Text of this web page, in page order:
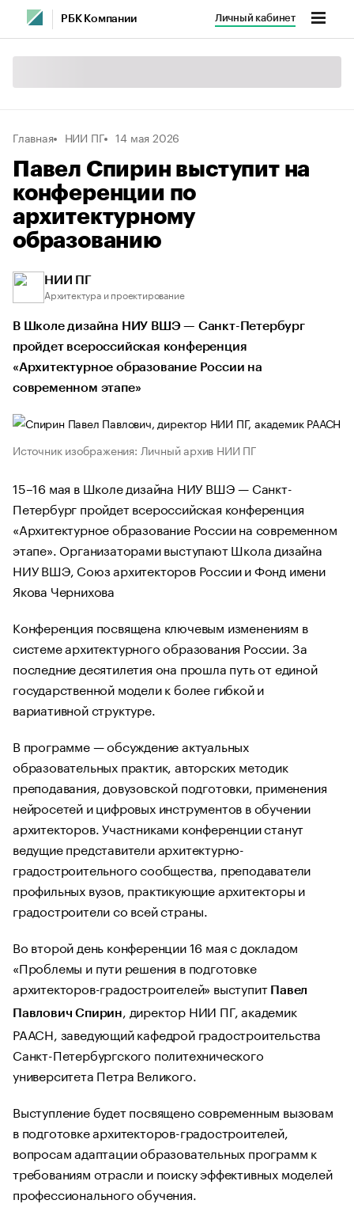
РБК Компании Личный кабинет
Главная НИИ ПГ 14 мая 2026
Павел Спирин выступит на
конференции по
архитектурному
образованию
НИИ ПГ
Архитектура и проектирование
В Школе дизайна НИУ ВШЭ — Санкт-Петербург
пройдет всероссийская конференция
«Архитектурное образование России на
современном этапе»
Источник изображения: Личный архив НИИ ПГ
15–16 мая в Школе дизайна НИУ ВШЭ — Санкт-
Петербург пройдет всероссийская конференция
«Архитектурное образование России на современном
этапе». Организаторами выступают Школа дизайна
НИУ ВШЭ, Союз архитекторов России и Фонд имени
Якова Чернихова
Конференция посвящена ключевым изменениям в
системе архитектурного образования России. За
последние десятилетия она прошла путь от единой
государственной модели к более гибкой и
вариативной структуре.
В программе — обсуждение актуальных
образовательных практик, авторских методик
преподавания, довузовской подготовки, применения
нейросетей и цифровых инструментов в обучении
архитекторов. Участниками конференции станут
ведущие представители архитектурно-
градостроительного сообщества, преподаватели
профильных вузов, практикующие архитекторы и
градостроители со всей страны.
Во второй день конференции 16 мая с докладом
«Проблемы и пути решения в подготовке
архитекторов-градостроителей» выступит Павел
Павлович Спирин, директор НИИ ПГ, академик
РААСН, заведующий кафедрой градостроительства
Санкт-Петербургского политехнического
университета Петра Великого.
Выступление будет посвящено современным вызовам
в подготовке архитекторов-градостроителей,
вопросам адаптации образовательных программ к
требованиям отрасли и поиску эффективных моделей
профессионального обучения.